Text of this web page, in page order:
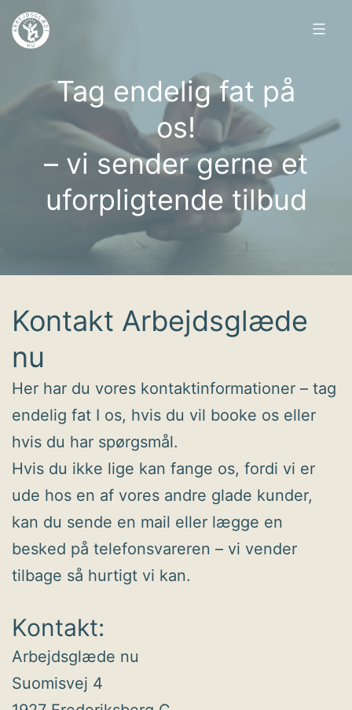
Fortsæt
til
nu
Tag endelig fat på
os!
– vi sender gerne et
uforpligtende tilbud
Kontakt Arbejdsglæde
nu
Her har du vores kontaktinformationer – tag
endelig fat I os, hvis du vil booke os eller
hvis du har spørgsmål.
Hvis du ikke lige kan fange os, fordi vi er
ude hos en af vores andre glade kunder,
kan du sende en mail eller lægge en
besked på telefonsvareren – vi vender
tilbage så hurtigt vi kan.
Kontakt:
Arbejdsglæde nu
Suomisvej 4